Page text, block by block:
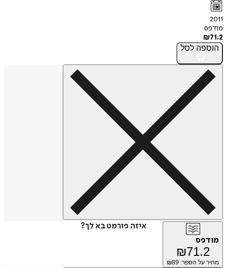
2011
מודפס
₪71.2
הוספה לסל
איזה פורמט בא לך?
מודפס
₪71.2
מחיר על הספר: ₪ 89